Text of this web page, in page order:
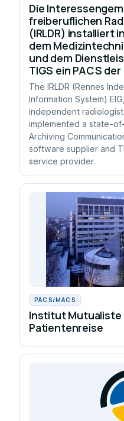
Die
freiberuflichen
(IRLDR) installiert
dem
und dem
TIGS ein PACS
The IRLDR (Rennes
Information System)
independent
implemented a state-
Archiving
software supplier and
service provider.
PACS/MACS
Institut
Patientenreise